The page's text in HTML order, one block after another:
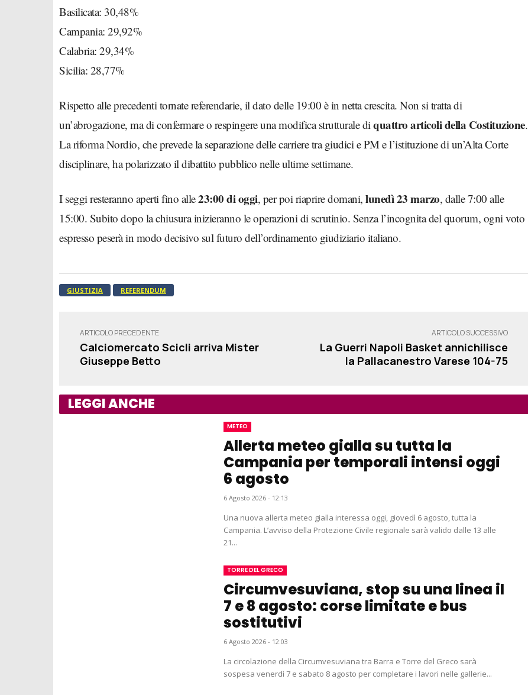
Basilicata: 30,48%
Campania: 29,92%
Calabria: 29,34%
Sicilia: 28,77%
Rispetto alle precedenti tornate referendarie, il dato delle 19:00 è in netta crescita. Non si tratta di
un’abrogazione, ma di confermare o respingere una modifica strutturale di quattro articoli della Costituzione.
La riforma Nordio, che prevede la separazione delle carriere tra giudici e PM e l’istituzione di un’Alta Corte
disciplinare, ha polarizzato il dibattito pubblico nelle ultime settimane.
I seggi resteranno aperti fino alle23:00 di oggi, per poi riaprire domani, lunedì 23 marzo, dalle 7:00 alle
15:00. Subito dopo la chiusura inizieranno le operazioni di scrutinio. Senza l’incognita del quorum, ogni voto
espresso peserà in modo decisivo sul futuro dell’ordinamento giudiziario italiano.
GIUSTIZIA REFERENDUM
ARTICOLO PRECEDENTE
Calciomercato Scicli arriva Mister
Giuseppe Betto
ARTICOLO SUCCESSIVO
La Guerri Napoli Basket annichilisce
la Pallacanestro Varese 104-75
LEGGI ANCHE
METEO
Allerta meteo gialla su tutta la
Campania per temporali intensi oggi
6 agosto
6 Agosto 2026 - 12:13
Una nuova allerta meteo gialla interessa oggi, giovedì 6 agosto, tutta la
Campania. L’avviso della Protezione Civile regionale sarà valido dalle 13 alle
21...
TORRE DEL GRECO
Circumvesuviana, stop su una linea il
7 e 8 agosto: corse limitate e bus
sostitutivi
6 Agosto 2026 - 12:03
La circolazione della Circumvesuviana tra Barra e Torre del Greco sarà
sospesa venerdì 7 e sabato 8 agosto per completare i lavori nelle gallerie...